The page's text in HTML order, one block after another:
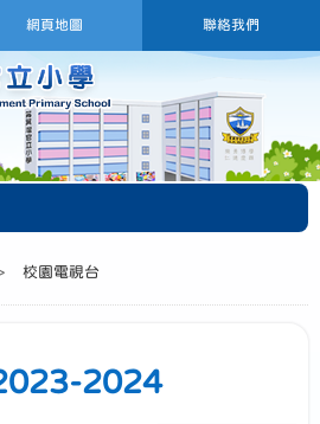
網頁地圖 聯絡我們
校園電視台
2024